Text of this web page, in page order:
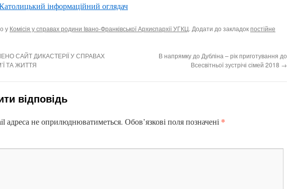
інформаційний оглядач
у Комісія у справах родини Івано-Франківської Архиєпархії УГКЦ. Додати до закладокпостійне
САЙТ ДИКАСТЕРІЇ У СПРАВАХ
ТА ЖИТТЯ
В напрямку до Дубліна – рік приготування до
Всесвітньої зустрічі сімей 2018 →
відповідь
адреса не оприлюднюватиметься. Обов’язкові поля позначені *